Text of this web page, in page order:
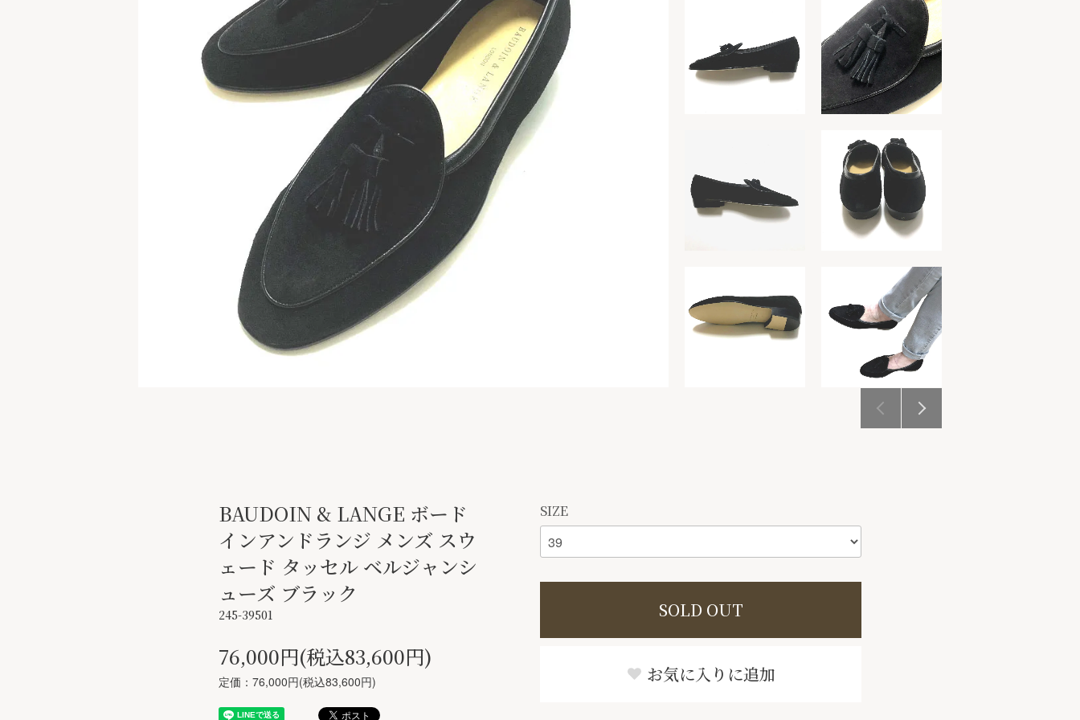
BAUDOIN & LANGE ボード
インアンドランジ メンズ スウ
ェード タッセル ベルジャンシ
ューズ ブラック
245-39501
76,000円(税込83,600円)
定価：76,000円(税込83,600円)
SIZE
SOLD OUT
お気に入りに追加